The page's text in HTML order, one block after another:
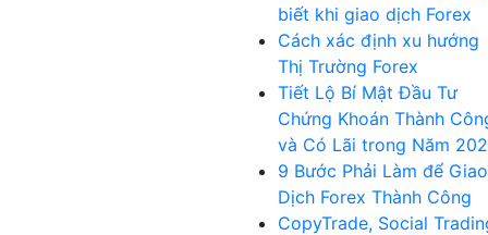
biết khi giao dịch Forex
Cách xác định xu hướng
Thị Trường Forex
Tiết Lộ Bí Mật Đầu Tư
Chứng Khoán Thành
và Có Lãi trong Năm
9 Bước Phải Làm để Giao
Dịch Forex Thành Công
CopyTrade, Social